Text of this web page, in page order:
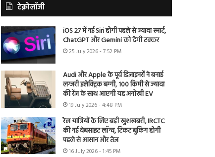
टेक्नोलॉजी
iOS 27 में नई Siri होगी पहले से ज्यादा स्मार्ट,
ChatGPT और Gemini को देगी टक्कर
25 July 2026 - 7:52 PM
Audi और Apple के पूर्व डिजाइनरों ने बनाई
लग्जरी इलेक्ट्रिक बग्गी, 100 किमी से ज्यादा
की रेंज के साथ आएगी यह अनोखी EV
19 July 2026 - 4:48 PM
रेल यात्रियों के लिए बड़ी खुशखबरी, IRCTC
की नई वेबसाइट लॉन्च, टिकट बुकिंग होगी
पहले से आसान और तेज
16 July 2026 - 1:45 PM